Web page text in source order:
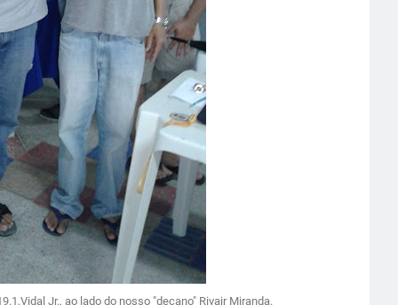
Jr., ao lado do nosso "decano" Rivair Miranda.